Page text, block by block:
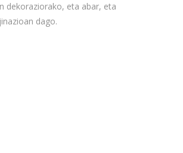
dekoraziorako, eta abar, eta
dago.